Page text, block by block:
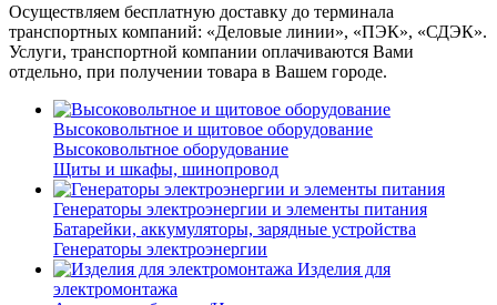
Осуществляем бесплатную доставку до терминала
транспортных компаний: «Деловые линии», «ПЭК», «СДЭК».
Услуги, транспортной компании оплачиваются Вами
отдельно, при получении товара в Вашем городе.
Высоковольтное и щитовое оборудование
Высоковольтное оборудование
Щиты и шкафы, шинопровод
Генераторы электроэнергии и элементы питания
Батарейки, аккумуляторы, зарядные устройства
Генераторы электроэнергии
Изделия для
электромонтажа